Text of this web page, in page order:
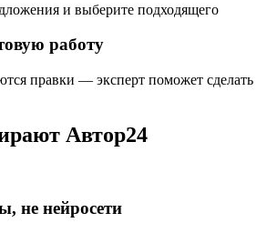
и выберите подходящего
работу
правки — эксперт поможет сделать
Автор24
не нейросети